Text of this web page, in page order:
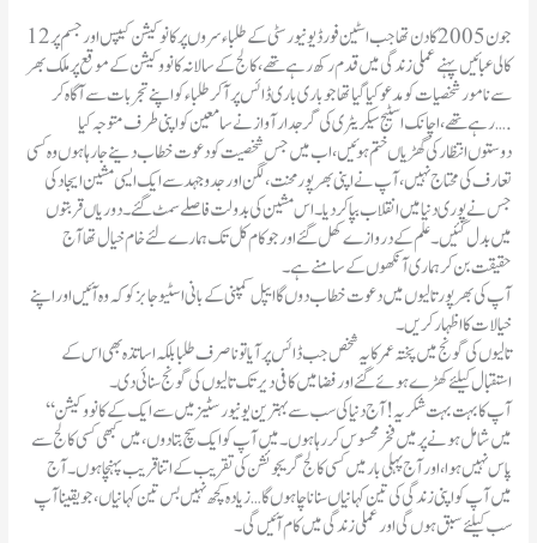
12جون2005کا دن تھا جب اسٹین فورڈ یونیورسٹی کے طلباءسروں پر کانوکیشن کیپس اور جسم پر
کالی عبائیں پہنے عملی زندگی میں قدم رکھ رہے تھے ، کالج کے سالانہ کانووکیشن کے موقع پر ملک بھر
سے نامور شخصیات کو مدعو کیا گیا تھا جو باری باری ڈائس پر آکر طلباءکو اپنے تجربات سے آگاہ کر
رہے تھے ، اچانک اسٹیج سیکریٹر ی کی گرجدار آواز نے سامعین کو اپنی طرف متوجہ کیا ….
دوستوں انتظار کی گھڑیاں ختم ہوئیں،اب میں جس شخصیت کو دعوت خطاب دینے جارہا ہوں وہ کسی
تعارف کی محتاج نہیں، آپ نے اپنی بھر پور محنت ، لگن اور جدوجہد سے ایک ایسی مشین ایجاد کی
جس نے پوری دنیا میں انقلاب بپا کر دیا۔ اس مشین کی بدولت فاصلے سمٹ گئے۔ دوریاں قربتوں
میں بدل گئیں ۔ علم کے دروازے کھل گئے اور جو کام کل تک ہمارے لئے خام خیال تھا آج
حقیقت بن کر ہماری آنکھوں کے سامنے ہے ۔
آپ کی بھر پور تالیوں میں دعوت خطاب دوں گا ایپل کمپنی کے بانی اسٹیو جابز کو کہ وہ آئیں اور اپنے
خیالات کا اظہار کریں ۔
تالیوں کی گونج میں پختہ عمر کا یہ شخص جب ڈائس پر آیا تو ناصر ف طلبابلکہ اساتذہ بھی اس کے
استقبال کیلئے کھڑے ہوئے گئے اور فضامیں کافی دیر تک تالیوں کی گونج سنائی دی ۔
‘‘آپ کا بہت بہت شکریہ !آج دنیا کی سب سے بہترین یونیورسٹیز میں سے ایک کے کانووکیشن
میں شامل ہونے پر میں فخر محسوس کر رہا ہوں۔ میں آپ کو ایک سچ بتا دوں، میں کبھی کسی کالج سے
پاس نہیں ہوا، اور آج پہلی بار میں کسی کالج گریجوئشن کی تقریب کے اتنا قریب پہنچا ہوں۔ آج
میں آپ کو اپنی زندگی کی تین کہانیاں سنانا چاہوں گا… زیادہ کچھ نہیں بس تین کہانیاں، جویقینا آپ
سب کیلئے سبق ہوں گی اور عملی زندگی میں کام آئیں گی ۔